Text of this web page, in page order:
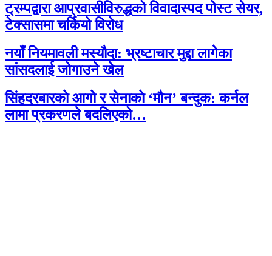
ट्रम्पद्वारा आप्रवासीविरुद्धको विवादास्पद पोस्ट सेयर,
टेक्सासमा चर्कियो विरोध
नयाँ नियमावली मस्यौदा: भ्रष्टाचार मुद्दा लागेका
सांसदलाई जोगाउने खेल
सिंहदरबारको आगो र सेनाको ‘मौन’ बन्दुक: कर्नल
लामा प्रकरणले बदलिएको…